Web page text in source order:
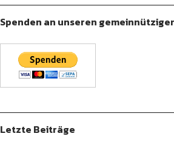
Spenden an unseren
Letzte Beiträge